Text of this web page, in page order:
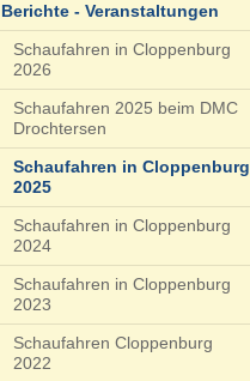
Berichte - Veranstaltungen
Schaufahren in Cloppenburg
2026
Schaufahren 2025 beim DMC
Drochtersen
Schaufahren in Cloppenburg
2025
Schaufahren in Cloppenburg
2024
Schaufahren in Cloppenburg
2023
Schaufahren Cloppenburg
2022